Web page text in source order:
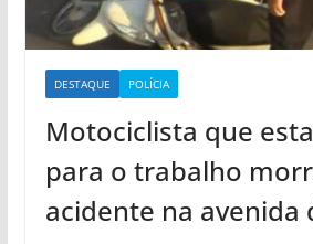
DESTAQUE POLÍCIA
Motociclista que
para o trabalho
acidente na avenida